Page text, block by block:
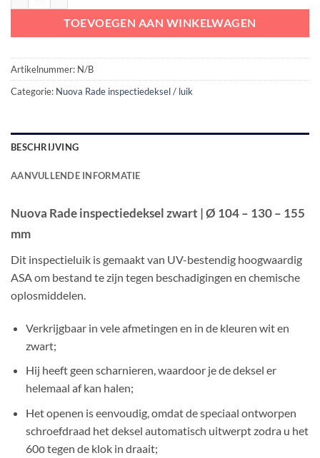
TOEVOEGEN AAN WINKELWAGEN
Artikelnummer: N/B
Categorie: Nuova Rade inspectiedeksel / luik
BESCHRIJVING
AANVULLENDE INFORMATIE
Nuova Rade inspectiedeksel zwart | Ø 104 – 130 – 155
mm
Dit inspectieluik is gemaakt van UV-bestendig hoogwaardig
ASA om bestand te zijn tegen beschadigingen en chemische
oplosmiddelen.
Verkrijgbaar in vele afmetingen en in de kleuren wit en
zwart;
Hij heeft geen scharnieren, waardoor je de deksel er
helemaal af kan halen;
Het openen is eenvoudig, omdat de speciaal ontworpen
schroefdraad het deksel automatisch uitwerpt zodra u het
60ο tegen de klok in draait;